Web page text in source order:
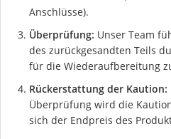
Anschlüsse).
Überprüfung: Unser Team
des zurückgesandten Teils
für die Wiederaufbereitung
Rückerstattung der Kaution:
Überprüfung wird die
sich der Endpreis des